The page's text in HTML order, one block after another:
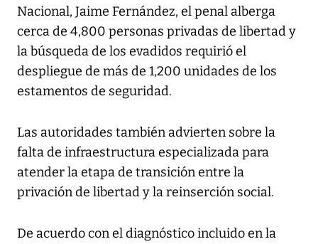
Nacional, Jaime Fernández, el penal alberga
cerca de 4,800 personas privadas de libertad y
la búsqueda de los evadidos requirió el
despliegue de más de 1,200 unidades de los
estamentos de seguridad.
Las autoridades también advierten sobre la
falta de infraestructura especializada para
atender la etapa de transición entre la
privación de libertad y la reinserción social.
De acuerdo con el diagnóstico incluido en la